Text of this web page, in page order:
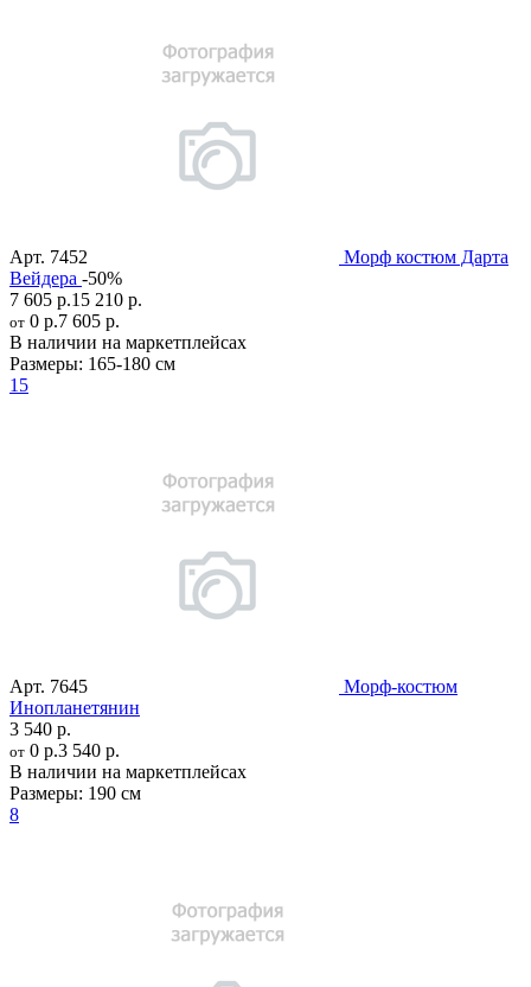
Арт. 7452
Морф костюм Дарта
Вейдера -50%
7 605 р.15 210 р.
от 0 р.7 605 р.
В наличии на маркетплейсах
Размеры: 165-180 см
15
Арт. 7645
Морф-костюм
Инопланетянин
3 540 р.
от 0 р.3 540 р.
В наличии на маркетплейсах
Размеры: 190 см
8